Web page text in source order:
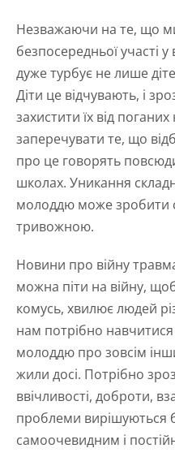
Незважаючи на те, що
безпосередньої участі у
дуже турбує не лише
Діти це відчувають, і
захистити їх від
заперечувати те, що
про це говорять
школах. Уникання
молоддю може зробити
тривожною.
Новини про війну
можна піти на війну,
комусь, хвилює людей
нам потрібно
молоддю про зовсім
жили досі. Потрібно
ввічливості, доброти,
проблеми вирішуються
самоочевидним і